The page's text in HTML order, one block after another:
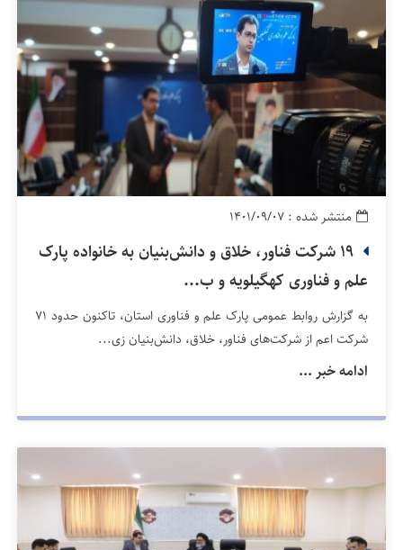
منتشر شده : ۱۴۰۱/۰۹/۰۷
19 شرکت فناور، خلاق و دانش‌بنیان به خانواده پارک
علم و فناوری کهگیلویه و ب...
به گزارش روابط عمومی پارک علم و فناوری استان، تاکنون حدود 71
شرکت اعم از شرکت‌های فناور، خلاق، دانش‌بنیان زی...
ادامه خبر ...